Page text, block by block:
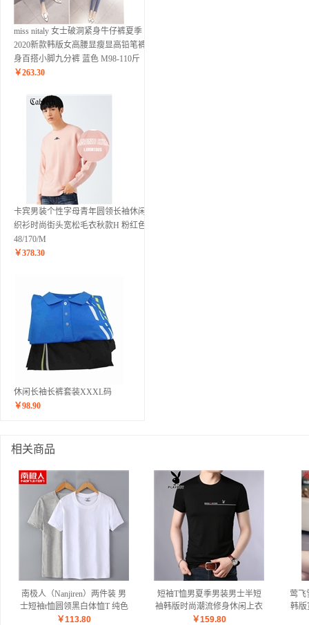
miss nitaly 女士破洞紧身牛仔裤夏季
2020新款韩版女高腰显瘦显高铅笔裤修
身百搭小脚九分裤 蓝色 M98-110斤
￥263.30
卡宾男装个性字母青年圆领长袖休闲针
织衫时尚街头宽松毛衣秋款H 粉红色04
48/170/M
￥378.30
休闲长袖长裤套装XXXL码
￥98.90